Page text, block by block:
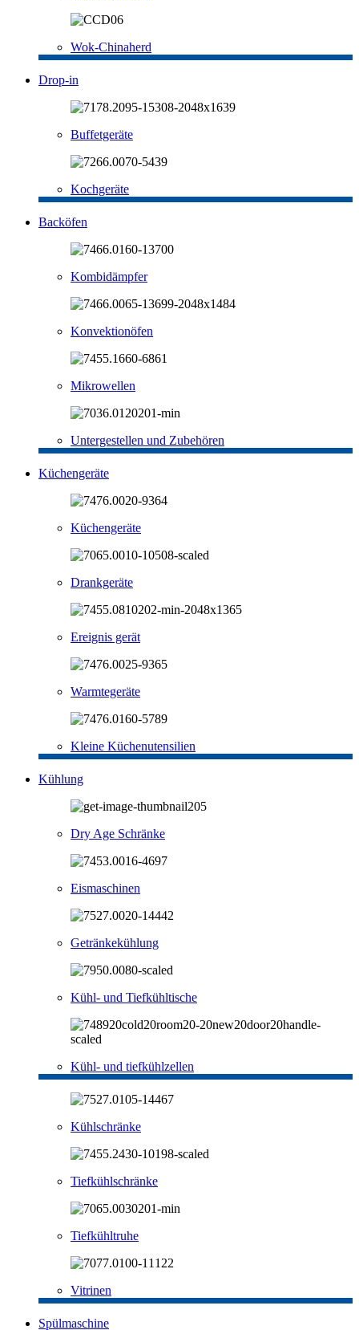
Wok-Chinaherd
Drop-in
Buffetgeräte
Kochgeräte
Backöfen
Kombidämpfer
Konvektionöfen
Mikrowellen
Untergestellen und Zubehören
Küchengeräte
Küchengeräte
Drankgeräte
Ereignis gerät
Warmtegeräte
Kleine Küchenutensilien
Kühlung
Dry Age Schränke
Eismaschinen
Getränkekühlung
Kühl- und Tiefkühltische
Kühl- und tiefkühlzellen
Kühlschränke
Tiefkühlschränke
Tiefkühltruhe
Vitrinen
Spülmaschine